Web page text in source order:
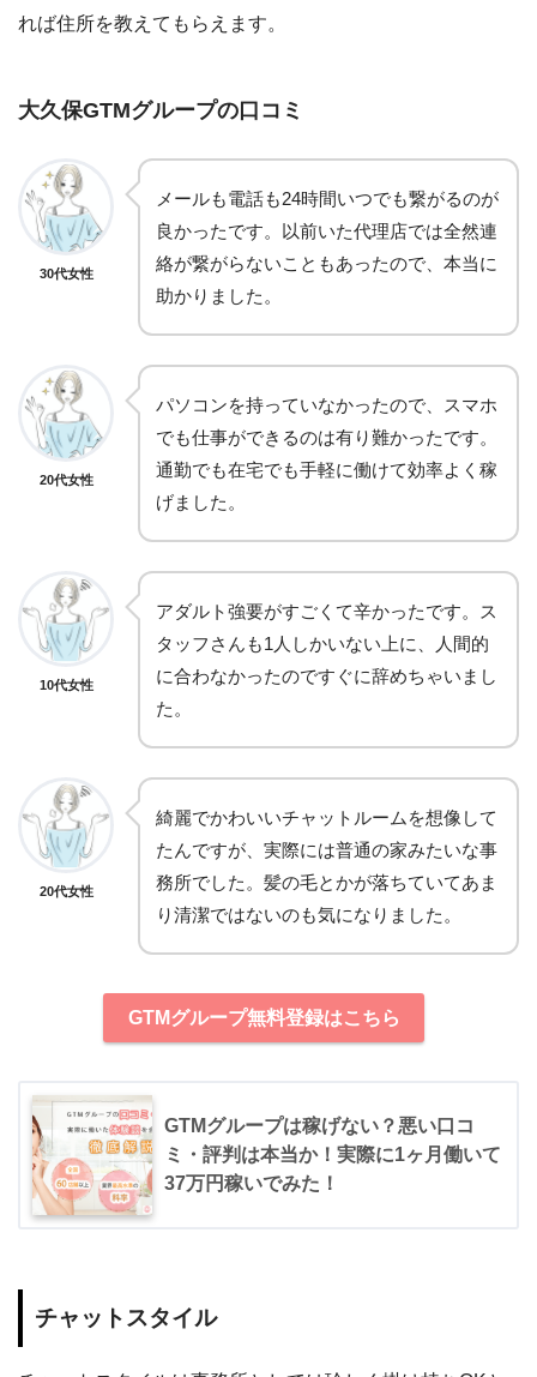
れば住所を教えてもらえます。
大久保GTMグループの口コミ
30代女性
メールも電話も24時間いつでも繋がるのが
良かったです。以前いた代理店では全然連
絡が繋がらないこともあったので、本当に
助かりました。
20代女性
パソコンを持っていなかったので、スマホ
でも仕事ができるのは有り難かったです。
通勤でも在宅でも手軽に働けて効率よく稼
げました。
10代女性
アダルト強要がすごくて辛かったです。ス
タッフさんも1人しかいない上に、人間的
に合わなかったのですぐに辞めちゃいまし
た。
20代女性
綺麗でかわいいチャットルームを想像して
たんですが、実際には普通の家みたいな事
務所でした。髪の毛とかが落ちていてあま
り清潔ではないのも気になりました。
GTMグループ無料登録はこちら
GTMグループは稼げない？悪い口コ
ミ・評判は本当か！実際に1ヶ月働いて
37万円稼いでみた！
チャットスタイル